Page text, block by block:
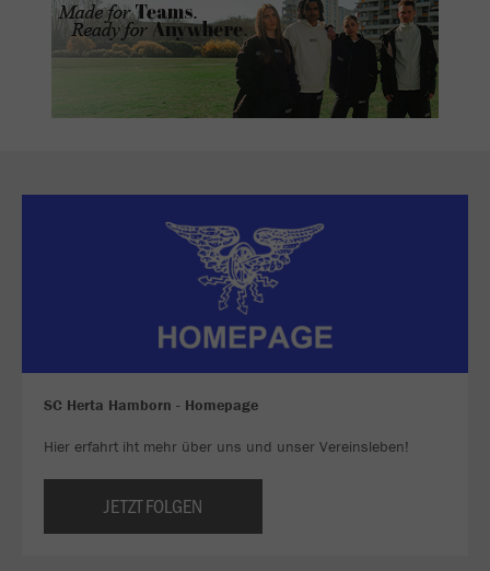
SC Herta Hamborn - Homepage
Hier erfahrt iht mehr über uns und unser Vereinsleben!
JETZT FOLGEN